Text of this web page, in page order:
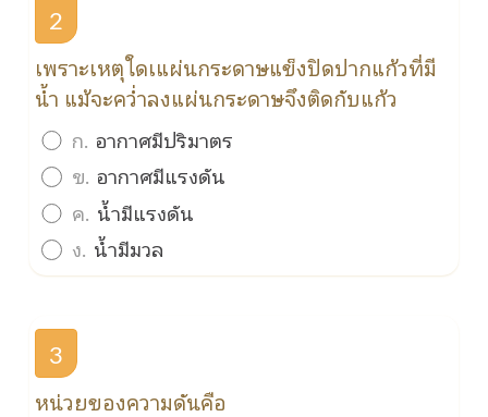
2
เพราะเหตุใดเแผ่นกระดาษแข็งปิดปากแก้วที่มี
น้ำ แม้จะคว่ำลงแผ่นกระดาษจึงติดกับแก้ว
ก. อากาศมีปริมาตร
ข. อากาศมีแรงดัน
ค. น้ำมีแรงดัน
ง. น้ำมีมวล
3
หน่วยของความดันคือ